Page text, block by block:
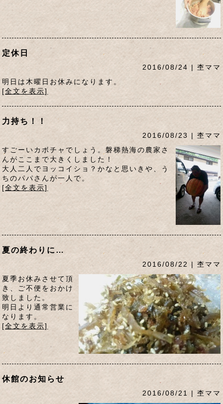
定休日
2016/08/24 | 杢ママ
明日は木曜日お休みになります。
[全文を表示]
力持ち！！
2016/08/23 | 杢ママ
すごーいカボチャでしょう。磐梯熱海の農家さ
んがここまで大きくしました！
大人二人でヨッコイショ？かなと思いきや、う
ちのパパさんが一人で。
[全文を表示]
夏の終わりに…
2016/08/22 | 杢ママ
夏季お休みさせて頂
き、ご不便をおかけ
致しました。
明日より通常営業に
なります。
[全文を表示]
休館のお知らせ
2016/08/21 | 杢ママ